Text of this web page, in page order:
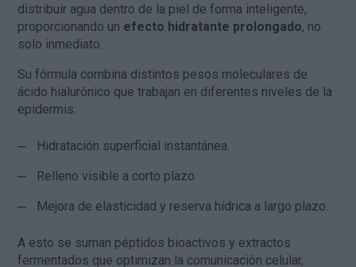
distribuir agua dentro de la piel de forma inteligente,
proporcionando un efecto hidratante prolongado, no
solo inmediato.
Su fórmula combina distintos pesos moleculares de
ácido hialurónico que trabajan en diferentes niveles de la
epidermis:
Hidratación superficial instantánea.
Relleno visible a corto plazo.
Mejora de elasticidad y reserva hídrica a largo plazo.
A esto se suman péptidos bioactivos y extractos
fermentados que optimizan la comunicación celular,